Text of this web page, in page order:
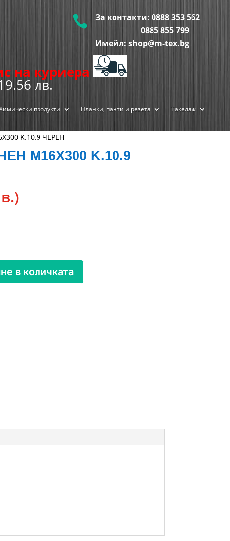
 За контакти:0888 353 562
0885 855799
Имейл: shop@m-tex.bg
на куриера
лв.
Химически продукти Планки, панти и резета Такелаж
K.10.9 ЧЕРЕН
М16X300 K.10.9
в количката